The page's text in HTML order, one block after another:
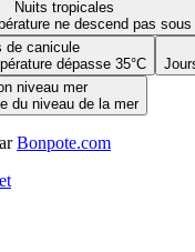
Nuits tropicales
ne descend pas sous
de canicule
dépasse 35°C
niveau mer
du niveau de la mer
Bonpote.com